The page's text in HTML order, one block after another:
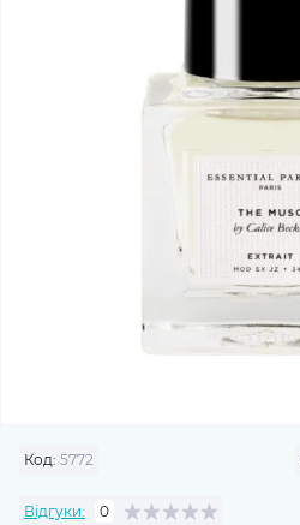
Код: 5772
Відгуки: 0